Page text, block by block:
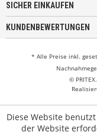
SICHER EINKAUFEN
KUNDENBEWERTUNGEN
* Alle Preise inkl.
©
Diese Website
der Website